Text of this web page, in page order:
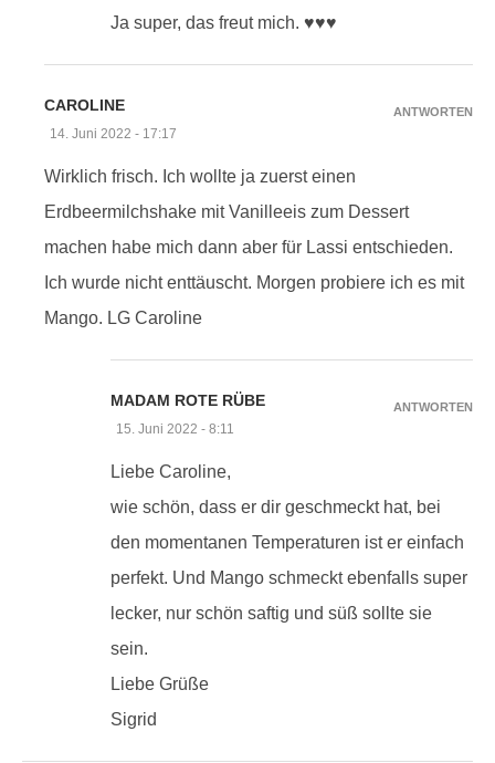
Ja super, das freut mich. ♥♥♥
CAROLINE
14. Juni 2022 - 17:17
Wirklich frisch. Ich wollte ja zuerst einen
Erdbeermilchshake mit Vanilleeis zum Dessert
machen habe mich dann aber für Lassi entschieden.
Ich wurde nicht enttäuscht. Morgen probiere ich es mit
Mango. LG Caroline
ANTWORTEN
MADAM ROTE RÜBE
15. Juni 2022 - 8:11
Liebe Caroline,
wie schön, dass er dir geschmeckt hat, bei
den momentanen Temperaturen ist er einfach
perfekt. Und Mango schmeckt ebenfalls super
lecker, nur schön saftig und süß sollte sie
sein.
Liebe Grüße
Sigrid
ANTWORTEN